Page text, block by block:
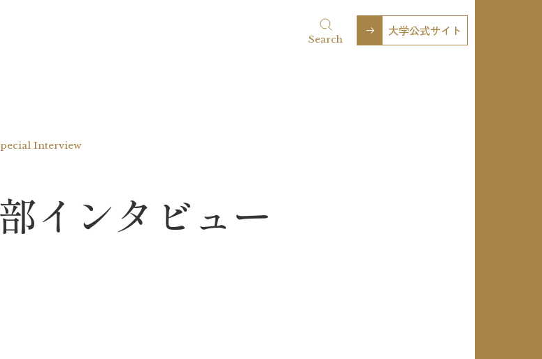
Search
大学公式サイト
Interview
インタビュー